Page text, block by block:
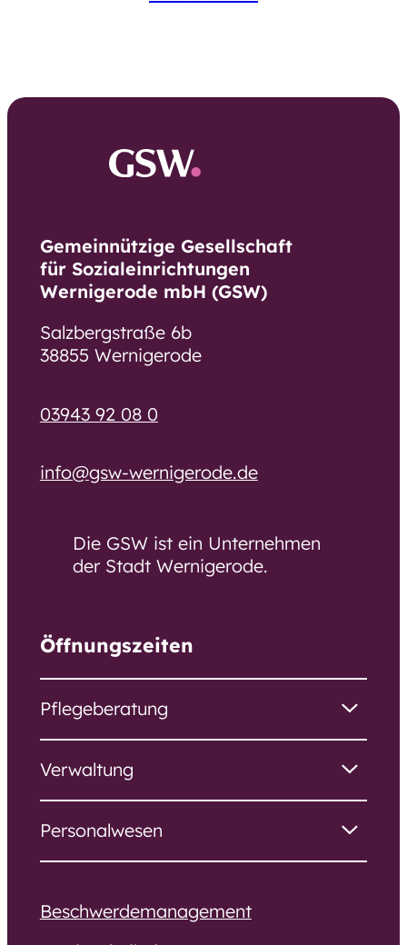
Gemeinnützige Gesellschaft
für Sozialeinrichtungen
Wernigerode mbH (GSW)
Salzbergstraße 6b
38855 Wernigerode
03943 92 08 0
info@gsw-wernigerode.de
Die GSW ist ein Unternehmen
der Stadt Wernigerode.
Öffnungszeiten
Pflegeberatung
Verwaltung
Personalwesen
Beschwerdemanagement